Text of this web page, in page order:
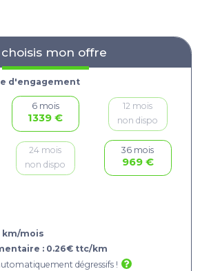
choisis mon offre
d'engagement
6 mois
1339 €
12 mois
non dispo
24 mois
non dispo
36 mois
969 €
km/mois
: 0.26€ ttc/km
dégressifs !